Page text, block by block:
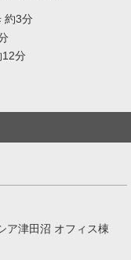
約3分
12分
ア津田沼 オフィス棟